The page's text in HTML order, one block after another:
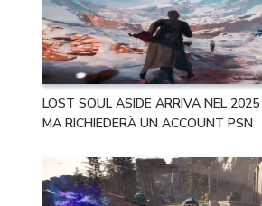
LOST SOUL ASIDE ARRIVA NEL
MA RICHIEDERÀ UN ACCOUNT PSN